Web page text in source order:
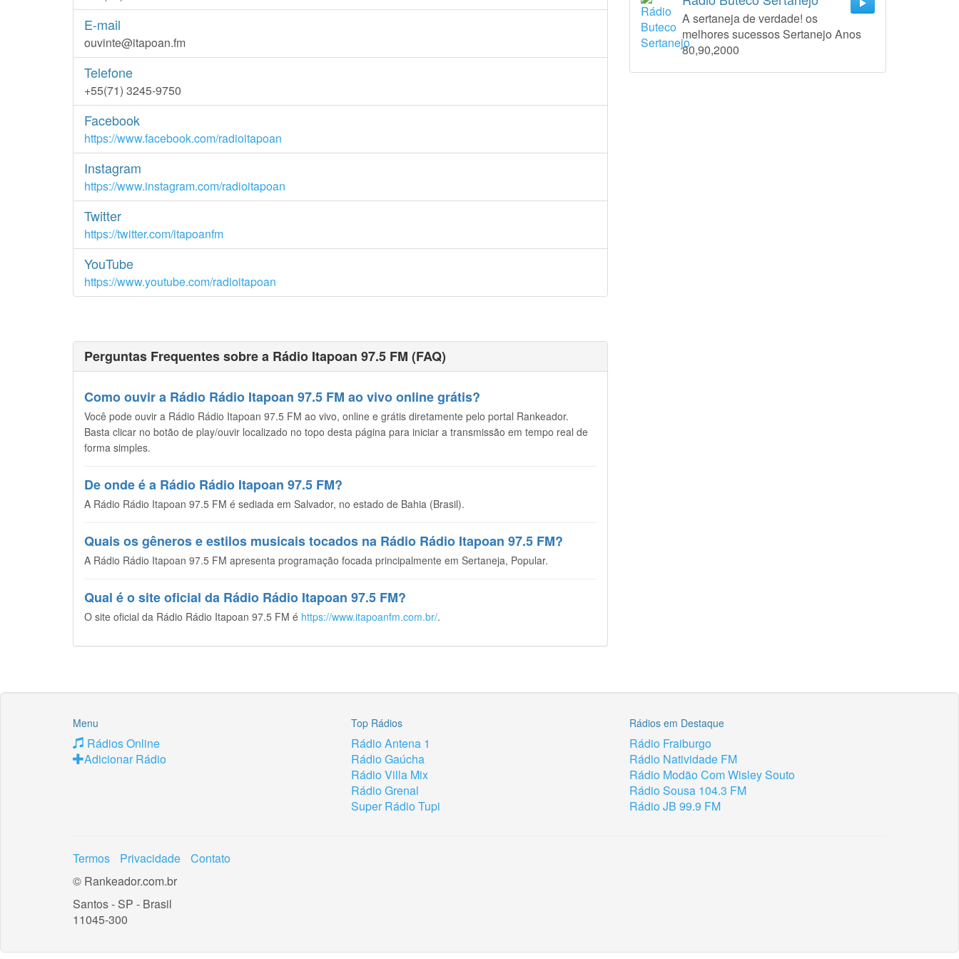
E-mail
ouvinte@itapoan.fm
Telefone
+55(71) 3245-9750
Facebook
https://www.facebook.com/radioitapoan
Instagram
https://www.instagram.com/radioitapoan
Twitter
https://twitter.com/itapoanfm
YouTube
https://www.youtube.com/radioitapoan
Perguntas Frequentes sobre a Rádio Itapoan 97.5 FM (FAQ)
Como ouvir a Rádio Rádio Itapoan 97.5 FM ao vivo online grátis?
Você pode ouvir a Rádio Rádio Itapoan 97.5 FM ao vivo, online e grátis diretamente pelo portal Rankeador.
Basta clicar no botão de play/ouvir localizado no topo desta página para iniciar a transmissão em tempo real de
forma simples.
De onde é a Rádio Rádio Itapoan 97.5 FM?
A Rádio Rádio Itapoan 97.5 FM é sediada em Salvador, no estado de Bahia (Brasil).
Quais os gêneros e estilos musicais tocados na Rádio Rádio Itapoan 97.5 FM?
A Rádio Rádio Itapoan 97.5 FM apresenta programação focada principalmente em Sertaneja, Popular.
Qual é o site oficial da Rádio Rádio Itapoan 97.5 FM?
O site oficial da Rádio Rádio Itapoan 97.5 FM é https://www.itapoanfm.com.br/.
A sertaneja de verdade! os
melhores sucessos Sertanejo Anos
80,90,2000
Menu
Rádios Online
Adicionar Rádio
Top Rádios
Rádio Antena 1
Rádio Gaúcha
Rádio Villa Mix
Rádio Grenal
Super Rádio Tupi
Rádios em Destaque
Rádio Fraiburgo
Rádio Natividade FM
Rádio Modão Com Wisley Souto
Rádio Sousa 104.3 FM
Rádio JB 99.9 FM
Termos Privacidade
Contato
© Rankeador.com.br
Santos - SP - Brasil
11045-300